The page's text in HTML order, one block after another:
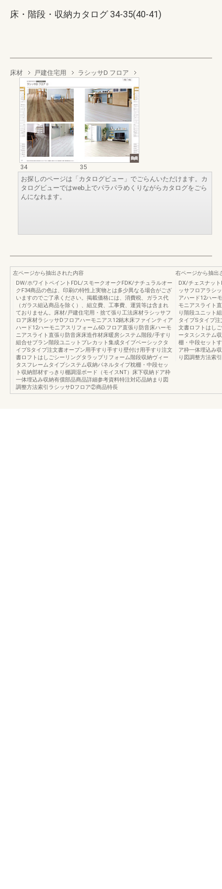
床・階段・収納カタログ 34-35(40-41)
床材 戸建住宅用 ラシッサD フロア
34
35
お探しのページは「カタログビュー」でごらんいただけます。カ
タログビューではweb上でパラパラめくりながらカタログをごら
んになれます。
左ページから抽出された内容
DW/ホワイトペイントFDL/スモークオークFDK/ナチュラルオー
クF34商品の色は、印刷の特性上実物とは多少異なる場合がござ
いますのでご了承ください。掲載価格には、消費税、ガラス代
（ガラス組込商品を除く）、組立費、工事費、運賃等は含まれ
ておりません。床材/戸建住宅用・捨て張り工法床材ラシッサフ
ロア床材ラシッサDフロアハーモニアス12銘木床ファインティア
ハード12ハーモニアスリフォーム6D.フロア直張り防音床ハーモ
ニアスライト直張り防音床床造作材床暖房システム階段/手すり
組合せプラン階段ユニットプレカット集成タイプベーシックタ
イプSタイプ注文書オープン用手すり手すり壁付け用手すり注文
書ロフトはしごシーリングタラップリフォーム階段収納ヴィー
タスフレームタイプシステム収納パネルタイプ枕棚・中段セッ
ト収納部材すっきり棚調湿ボード（モイスNT）床下収納ドア枠
一体埋込み収納有償部品商品詳細参考資料特注対応品納まり図
調整方法索引ラシッサDフロア②商品特長
右ページから抽出
DX/チェスナッ
ッサフロアラシ
アハード12ハー
モニアスライト
り階段ユニット
タイプSタイプ
文書ロフトはし
ータスシステム
棚・中段セット
ア枠一体埋込み
り図調整方法索